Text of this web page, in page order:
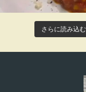
さらに読み込む